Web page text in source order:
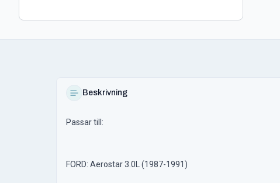
Beskrivning
Passar till:
FORD: Aerostar 3.0L (1987-1991)